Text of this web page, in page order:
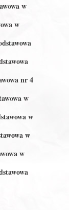
w
w
nr 4
w
w
w
w